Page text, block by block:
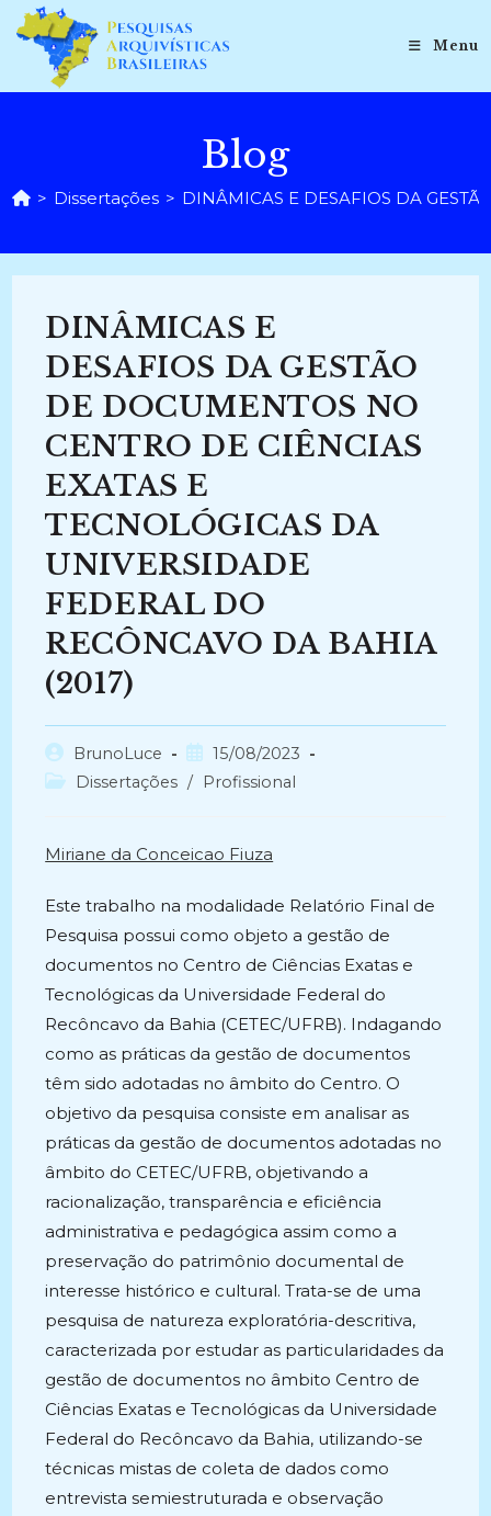
para
conteúdo
Menu
Blog
> Dissertações > DINÂMICAS E DESAFIOS DA
DINÂMICAS E
DESAFIOS DA GESTÃO
DE DOCUMENTOS NO
CENTRO DE CIÊNCIAS
EXATAS E
TECNOLÓGICAS DA
UNIVERSIDADE
FEDERAL DO
RECÔNCAVO DA BAHIA
(2017)
Autor
do
BrunoLuce
Post
publicado:
15/08/2023
Categoria
Dissertações / Profissional
Miriane da Conceicao Fiuza
Este trabalho na modalidade Relatório Final de
Pesquisa possui como objeto a gestão de
documentos no Centro de Ciências Exatas e
Tecnológicas da Universidade Federal do
Recôncavo da Bahia (CETEC/UFRB). Indagando
como as práticas da gestão de documentos
têm sido adotadas no âmbito do Centro. O
objetivo da pesquisa consiste em analisar as
práticas da gestão de documentos adotadas no
âmbito do CETEC/UFRB, objetivando a
racionalização, transparência e eficiência
administrativa e pedagógica assim como a
preservação do patrimônio documental de
interesse histórico e cultural. Trata-se de uma
pesquisa de natureza exploratória-descritiva,
caracterizada por estudar as particularidades da
gestão de documentos no âmbito Centro de
Ciências Exatas e Tecnológicas da Universidade
Federal do Recôncavo da Bahia, utilizando-se
técnicas mistas de coleta de dados como
entrevista semiestruturada e observação